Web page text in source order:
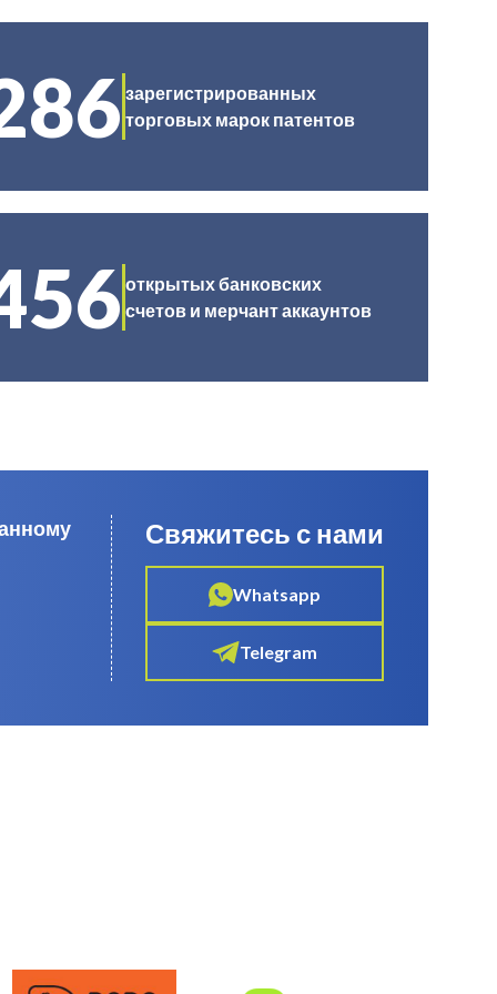
зарегистрированных
торговых марок патентов
открытых банковских
счетов и мерчант аккаунтов
Свяжитесь с нами
Whatsapp
Telegram